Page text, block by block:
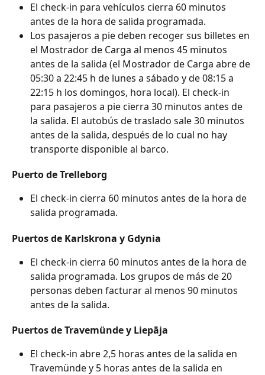
El check-in para vehículos cierra 60 minutos
antes de la hora de salida programada.
Los pasajeros a pie deben recoger sus billetes en
el Mostrador de Carga al menos 45 minutos
antes de la salida (el Mostrador de Carga abre de
05:30 a 22:45 h de lunes a sábado y de 08:15 a
22:15 h los domingos, hora local). El check-in
para pasajeros a pie cierra 30 minutos antes de
la salida. El autobús de traslado sale 30 minutos
antes de la salida, después de lo cual no hay
transporte disponible al barco.
Puerto de Trelleborg
El check-in cierra 60 minutos antes de la hora de
salida programada.
Puertos de Karlskrona y Gdynia
El check-in cierra 60 minutos antes de la hora de
salida programada. Los grupos de más de 20
personas deben facturar al menos 90 minutos
antes de la salida.
Puertos de Travemünde y Liepāja
El check-in abre 2,5 horas antes de la salida en
Travemünde y 5 horas antes de la salida en